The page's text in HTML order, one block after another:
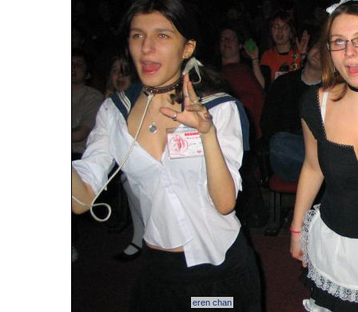
eren chan